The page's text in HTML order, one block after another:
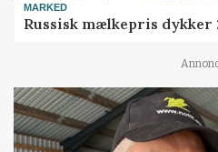
MARKED
Russisk mælkepris dykker